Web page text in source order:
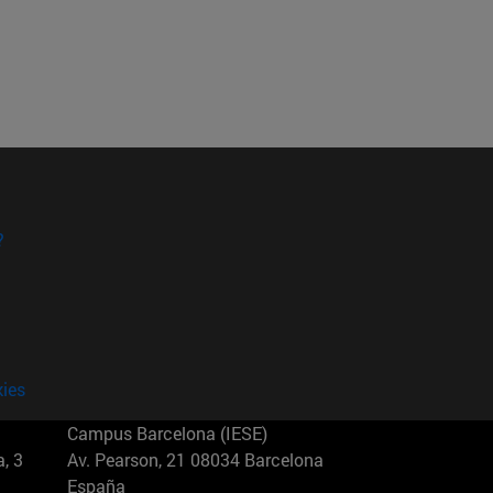
3
Campus Barcelona (IESE)
Av. Pearson, 21 08034 Barcelona
España